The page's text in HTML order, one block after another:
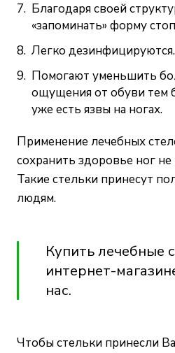
Благодаря своей
«запоминать» форму
Легко дезинфицируются.
Помогают уменьшить
ощущения от обуви тем
уже есть язвы на ногах.
Применение лечебных
сохранить здоровье ног
Такие стельки принесут
людям.
Купить лечебные
интернет-
нас.
Чтобы стельки принесли